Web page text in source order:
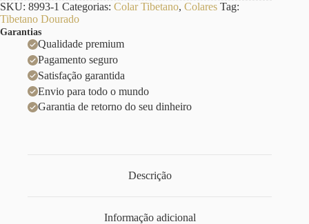
SKU: 8993-1 Categorias: Colar Tibetano, Colares Tag:
Tibetano Dourado
Garantias
Qualidade premium
Pagamento seguro
Satisfação garantida
Envio para todo o mundo
Garantia de retorno do seu dinheiro
Descrição
Informação adicional